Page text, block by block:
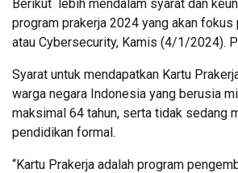
Berikut lebih mendalam syarat dan
program prakerja 2024 yang akan fokus
atau Cybersecurity, Kamis (4/1/2024).
Syarat untuk mendapatkan Kartu
warga negara Indonesia yang berusia
maksimal 64 tahun, serta tidak sedang
pendidikan formal.
“Kartu Prakerja adalah program